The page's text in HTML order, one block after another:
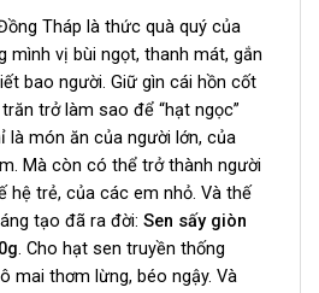
Tháp là thức quà quý của
mình vị bùi ngọt, thanh mát, gắn
bao người. Giữ gìn cái hồn cốt
trở làm sao để “hạt ngọc”
là món ăn của người lớn, của
Mà còn có thể trở thành người
hệ trẻ, của các em nhỏ. Và thế
tạo đã ra đời: Sen sấy giòn
. Cho hạt sen truyền thống
mai thơm lừng, béo ngậy. Và